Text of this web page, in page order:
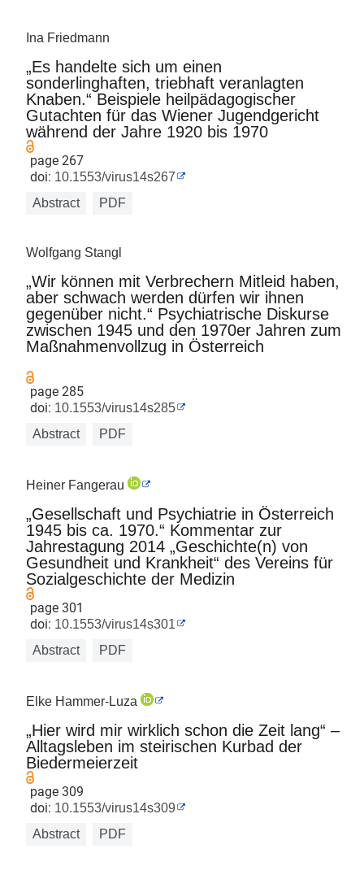
Ina Friedmann
„Es handelte sich um einen
sonderlinghaften, triebhaft veranlagten
Knaben.“ Beispiele heilpädagogischer
Gutachten für das Wiener Jugendgericht
während der Jahre 1920 bis 1970
page 267
doi: 10.1553/virus14s267
Abstract
PDF
Wolfgang Stangl
„Wir können mit Verbrechern Mitleid haben,
aber schwach werden dürfen wir ihnen
gegenüber nicht.“ Psychiatrische Diskurse
zwischen 1945 und den 1970er Jahren zum
Maßnahmenvollzug in Österreich
page 285
doi: 10.1553/virus14s285
Abstract
PDF
Heiner Fangerau
„Gesellschaft und Psychiatrie in Österreich
1945 bis ca. 1970.“ Kommentar zur
Jahrestagung 2014 „Geschichte(n) von
Gesundheit und Krankheit“ des Vereins für
Sozialgeschichte der Medizin
page 301
doi: 10.1553/virus14s301
Abstract
PDF
Elke Hammer-Luza
„Hier wird mir wirklich schon die Zeit lang“ –
Alltagsleben im steirischen Kurbad der
Biedermeierzeit
page 309
doi: 10.1553/virus14s309
Abstract
PDF